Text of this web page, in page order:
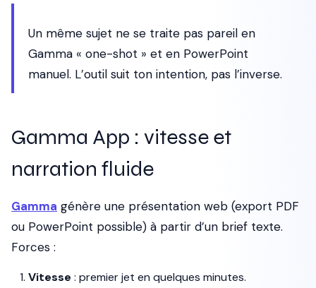
Un même sujet ne se traite pas pareil en
Gamma « one-shot » et en PowerPoint
manuel. L’outil suit ton intention, pas l’inverse.
Gamma App : vitesse et
narration fluide
Gamma génère une présentation web (export PDF
ou PowerPoint possible) à partir d’un brief texte.
Forces :
Vitesse : premier jet en quelques minutes.